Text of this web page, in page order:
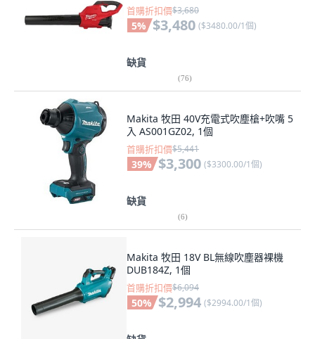
首購折扣價$3,680
5% $3,480 ($3480.00/1個)
缺貨
(76)
Makita 牧田 40V充電式吹塵槍+吹嘴 5
入 AS001GZ02, 1個
首購折扣價$5,441
39% $3,300 ($3300.00/1個)
缺貨
(6)
Makita 牧田 18V BL無線吹塵器裸機
DUB184Z, 1個
首購折扣價$6,094
50% $2,994 ($2994.00/1個)